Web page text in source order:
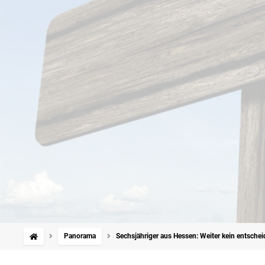
Panorama Sechsjähriger aus Hessen: Weiter kein